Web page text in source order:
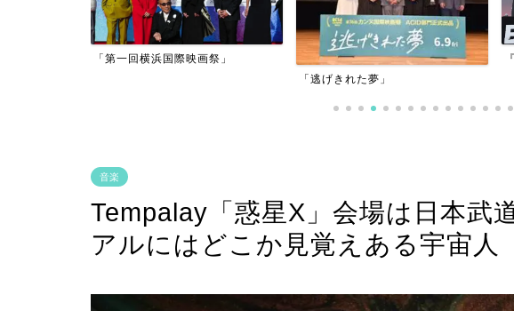
「第一回横浜国際映画祭」
「逃げきれた夢」
音楽
Tempalay「惑星X」会場は日本武
アルにはどこか見覚えある宇宙人